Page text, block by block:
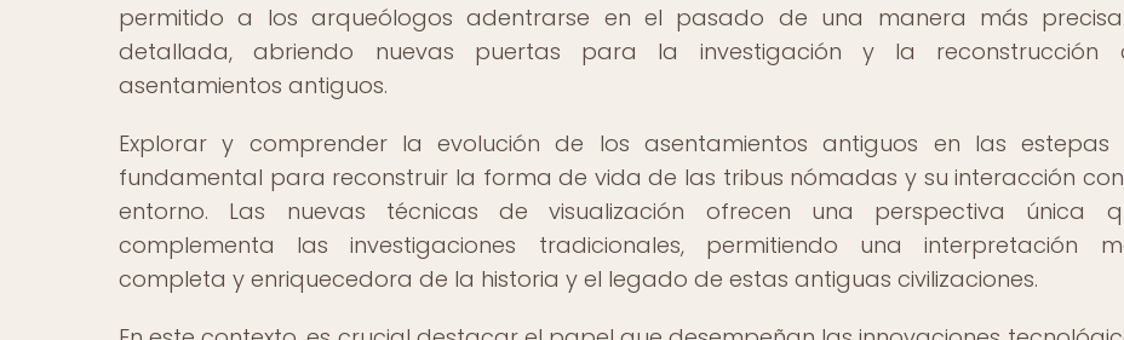
permitido a los arqueólogos adentrarse en el pasado de una manera más
detallada, abriendo nuevas puertas para la investigación y la reconstrucción
asentamientos antiguos.
Explorar y comprender la evolución de los asentamientos antiguos en las estepas
fundamental para reconstruir la forma de vida de las tribus nómadas y su interacción
entorno. Las nuevas técnicas de visualización ofrecen una perspectiva única
complementa las investigaciones tradicionales, permitiendo una interpretación
completa y enriquecedora de la historia y el legado de estas antiguas civilizaciones.